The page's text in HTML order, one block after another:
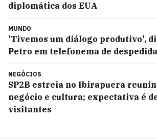
diplomática dos EUA
MUNDO
'Tivemos um diálogo produtivo',
Petro em telefonema de
NEGÓCIOS
SP2B estreia no Ibirapuera
negócio e cultura; expectativa é
visitantes